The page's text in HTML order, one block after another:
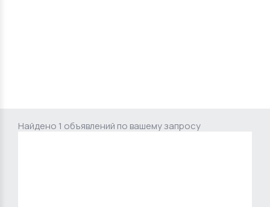
Найдено 1 объявлений по вашему запросу